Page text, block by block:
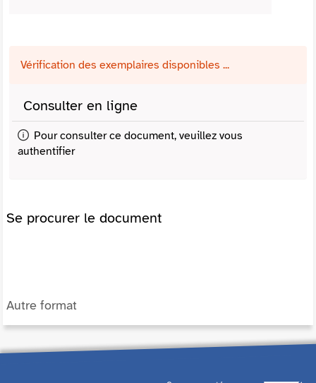
Vérification des exemplaires disponibles ...
Consulter en ligne
Pour consulter ce document, veuillez vous
authentifier
Se procurer le document
Autre format